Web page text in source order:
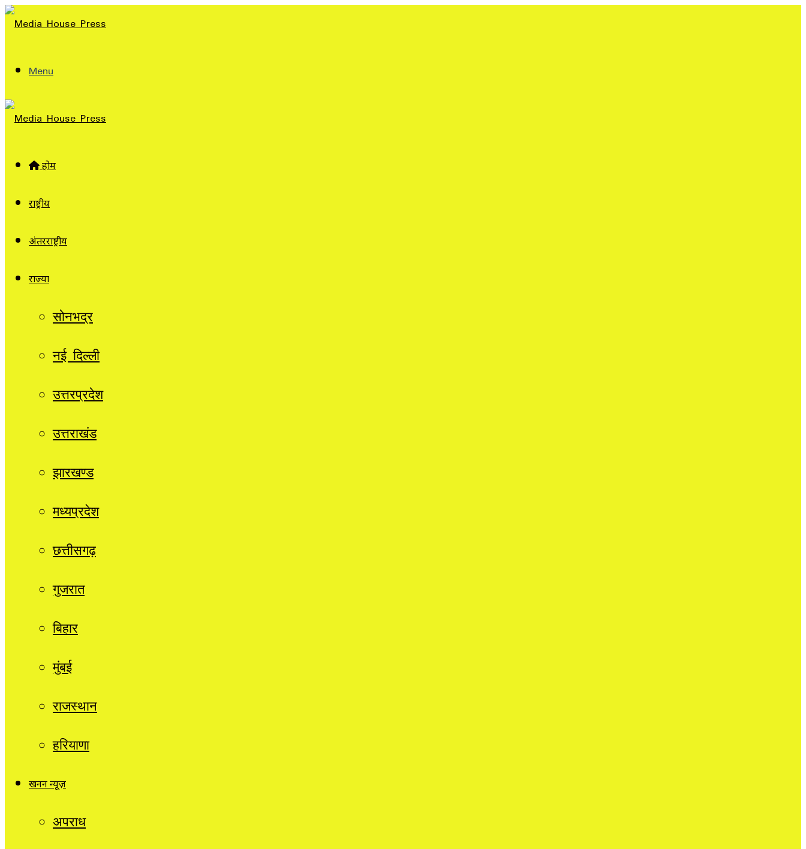
Menu
होम
राष्ट्रीय
अंतरराष्ट्रीय
राज्यों
सोनभद्र
नई दिल्ली
उत्तरप्रदेश
उत्तराखंड
झारखण्ड
मध्यप्रदेश
छत्तीसगढ़
गुजरात
बिहार
मुंबई
राजस्थान
हरियाणा
खनन न्यूज़
अपराध